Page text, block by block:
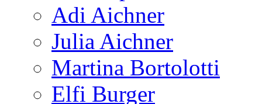
Adi Aichner
Julia Aichner
Martina Bortolotti
Elfi Burger